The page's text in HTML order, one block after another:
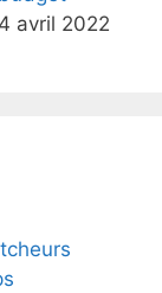
avril 2022